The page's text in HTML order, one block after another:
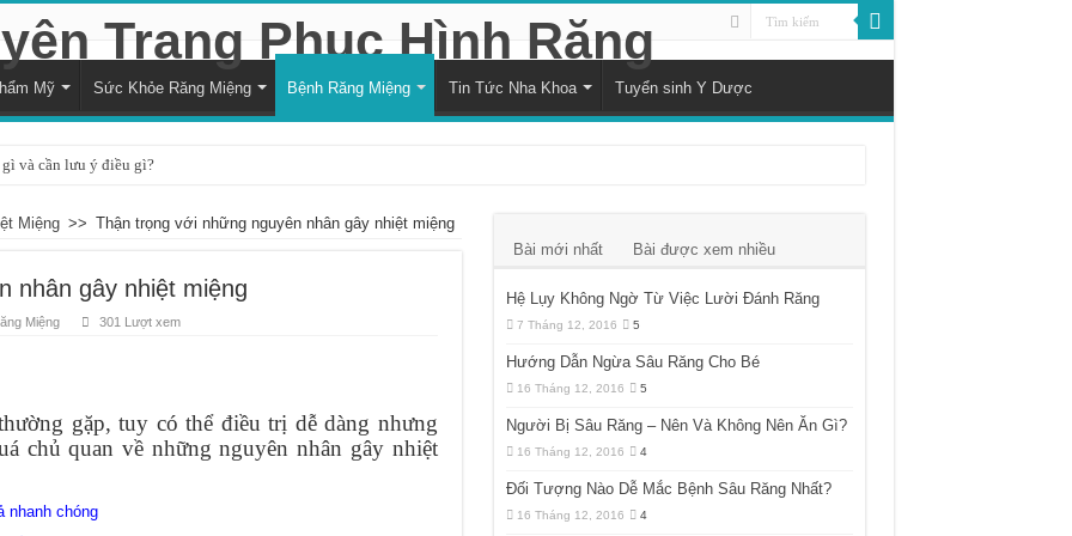
Mỹ Sức Khỏe Răng Miệng Bệnh Răng Miệng Tin Tức Nha Khoa Tuyển sinh Y Dược
và cần lưu ý điều gì?
trẻ bị vỡ răng hiệu quả
răng trong cùng hàm dưới
kéo dài bao lâu?
với sức khỏe răng miệng
răng bằng muối hàng ngày?
Miệng >> Thận trọng với những nguyên nhân gây nhiệt miệng
nhân gây nhiệt miệng
Miệng 301 Lượt xem
gặp, tuy có thể điều trị dễ dàng nhưng
chủ quan về những nguyên nhân gây nhiệt
nhanh chóng
Bài mới nhất Bài được xem nhiều
Hệ Lụy Không Ngờ Từ Việc Lười Đánh Răng
7 Tháng 12, 2016 5
Hướng Dẫn Ngừa Sâu Răng Cho Bé
16 Tháng 12, 2016 5
Người Bị Sâu Răng – Nên Và Không Nên Ăn Gì?
16 Tháng 12, 2016 4
Đối Tượng Nào Dễ Mắc Bệnh Sâu Răng Nhất?
16 Tháng 12, 2016 4